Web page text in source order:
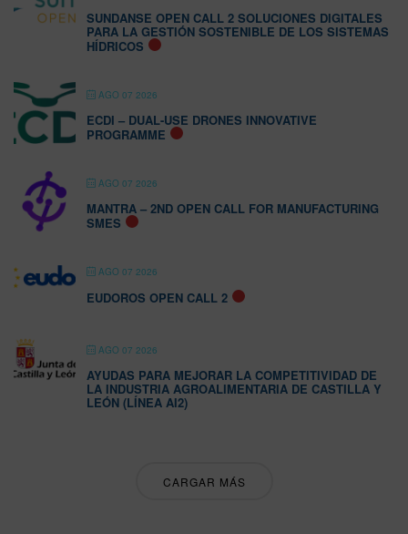
SUNDANSE OPEN CALL 2 SOLUCIONES DIGITALES
PARA LA GESTIÓN SOSTENIBLE DE LOS SISTEMAS
HÍDRICOS
AGO 07 2026
ECDI – DUAL-USE DRONES INNOVATIVE
PROGRAMME
AGO 07 2026
MANTRA – 2ND OPEN CALL FOR MANUFACTURING
SMES
AGO 07 2026
EUDOROS OPEN CALL 2
AGO 07 2026
AYUDAS PARA MEJORAR LA COMPETITIVIDAD DE
LA INDUSTRIA AGROALIMENTARIA DE CASTILLA Y
LEÓN (LÍNEA AI2)
CARGAR MÁS